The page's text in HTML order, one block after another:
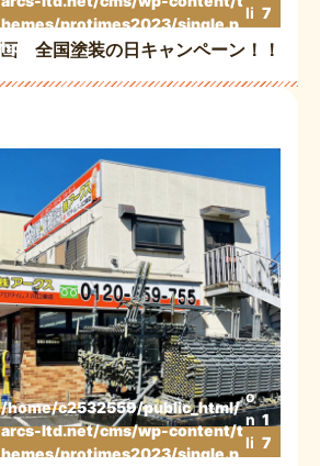
hemes/protimes2023/single.p
hp
li
e
7
全国塗装の日キャンペーン！！
/home/c2532559/public_html/
arcs-ltd.net/cms/wp-content/t
hemes/protimes2023/single.p
o
n
li
1
7